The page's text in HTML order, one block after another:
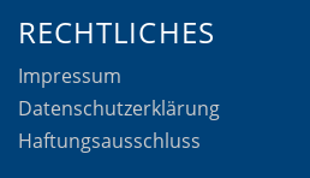
RECHTLICHES
Impressum
Datenschutzerklärung
Haftungsausschluss